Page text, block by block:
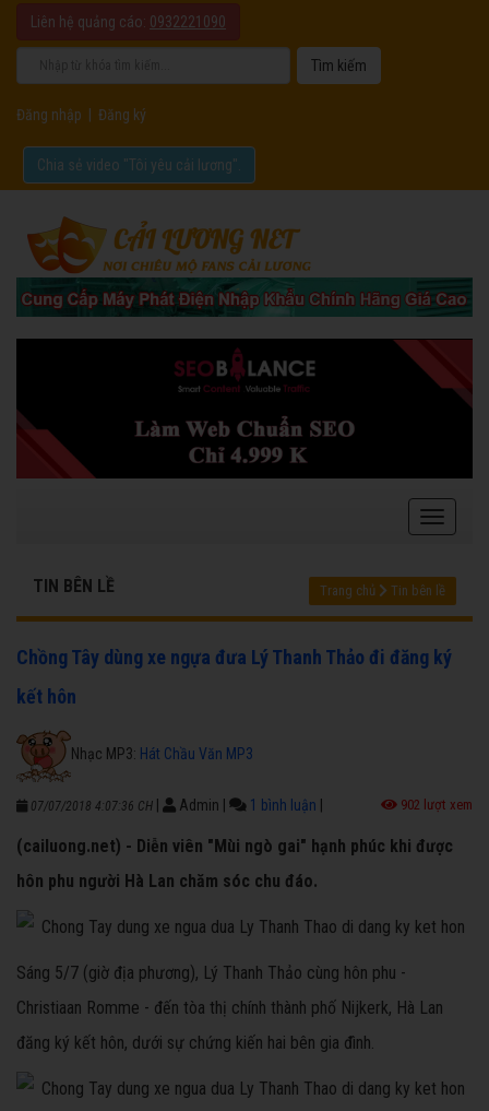
Liên hệ quảng cáo: 0932221090
Đăng nhập Đăng ký
Chia sẻ video "Tôi yêu cải lương".
TIN BÊN LỀ Trang chủ Tin bên lề
Chồng Tây dùng xe ngựa đưa Lý Thanh Thảo đi đăng ký
kết hôn
Nhạc MP3: Hát Chầu Văn MP3
07/07/2018 4:07:36 CH Admin 1 bình luận 902 lượt xem
(cailuong.net) - Diễn viên "Mùi ngò gai" hạnh phúc khi được
hôn phu người Hà Lan chăm sóc chu đáo.
Sáng 5/7 (giờ địa phương), Lý Thanh Thảo cùng hôn phu -
Christiaan Romme - đến tòa thị chính thành phố Nijkerk, Hà Lan
đăng ký kết hôn, dưới sự chứng kiến hai bên gia đình.